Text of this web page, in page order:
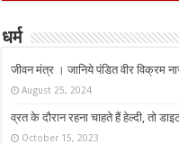
धर्म
जीवन मंत्र । जानिये पंडित वीर विक्रम
August 25, 2024
व्रत के दौरान रहना चाहते हैं हेल्दी, तो
October 15, 2023